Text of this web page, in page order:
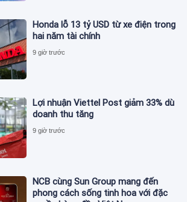
Honda lỗ 13 tỷ USD từ xe điện trong
hai năm tài chính
9 giờ trước
Lợi nhuận Viettel Post giảm 33% dù
doanh thu tăng
9 giờ trước
NCB cùng Sun Group mang đến
phong cách sống tinh hoa với đặc